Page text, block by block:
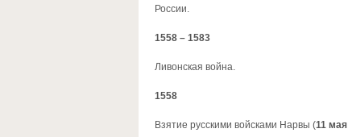
России.
1558 – 1583
Ливонская война.
1558
Взятие русскими войсками Нарвы (11 мая